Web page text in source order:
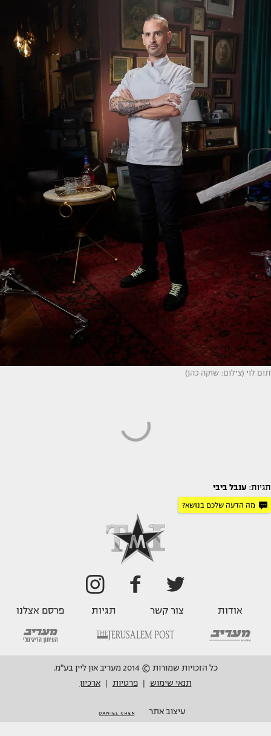
תום לוי (צילום: שוקה כהן)
תגיות: ענבל ביבי
מה הדעה שלכם בנושא?
אודות צור קשר תגיות פרסם אצלנו
כל הזכויות שמורות © 2014 מעריב און ליין בע"מ.
תנאי שימוש
פרטיות ארכיון
עיצוב אתר